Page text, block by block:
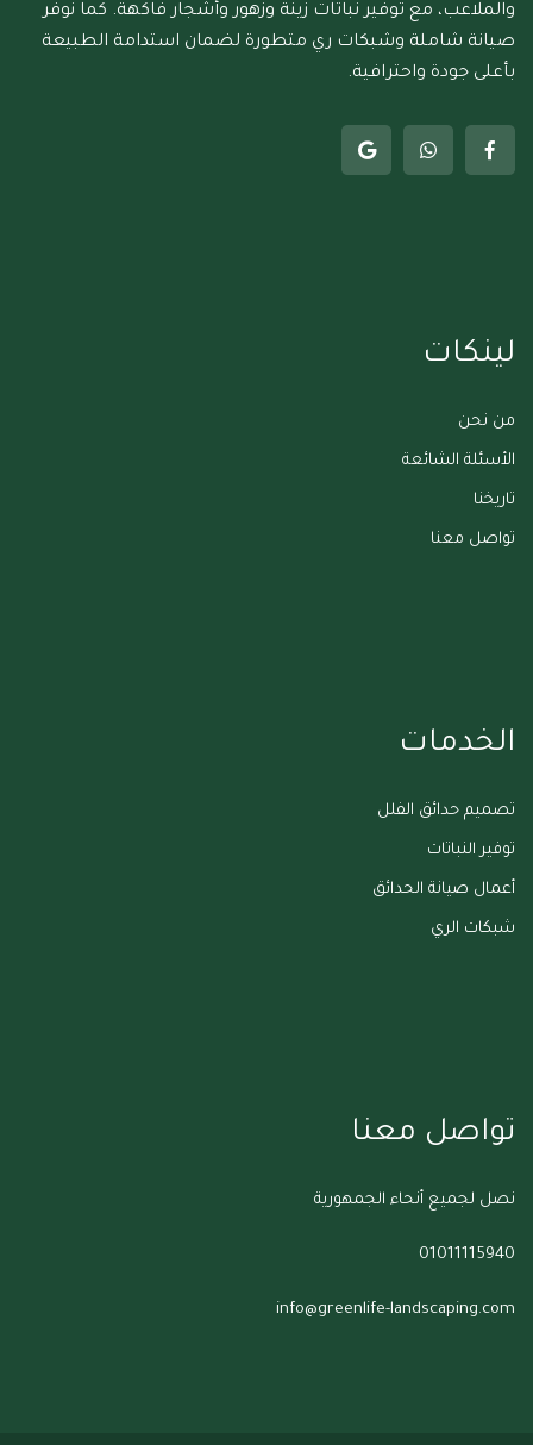
والملاعب، مع توفير نباتات زينة وزهور وأشجار فاكهة. كما نوفر
صيانة شاملة وشبكات ري متطورة لضمان استدامة الطبيعة
بأعلى جودة واحترافية.
لينكات
من نحن
الأسئلة الشائعة
تاريخنا
تواصل معنا
الخدمات
تصميم حدائق الفلل
توفير النباتات
أعمال صيانة الحدائق
شبكات الري
تواصل معنا
نصل لجميع أنحاء الجمهورية
01011115940
info@greenlife-landscaping.com